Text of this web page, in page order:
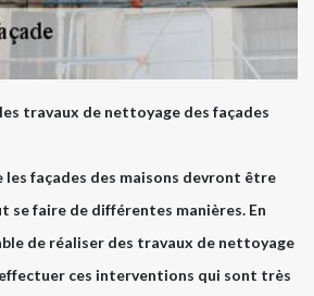
travaux de nettoyage des façades
les façades des maisons devront être
se faire de différentes manières. En
de réaliser des travaux de nettoyage
effectuer ces interventions qui sont très